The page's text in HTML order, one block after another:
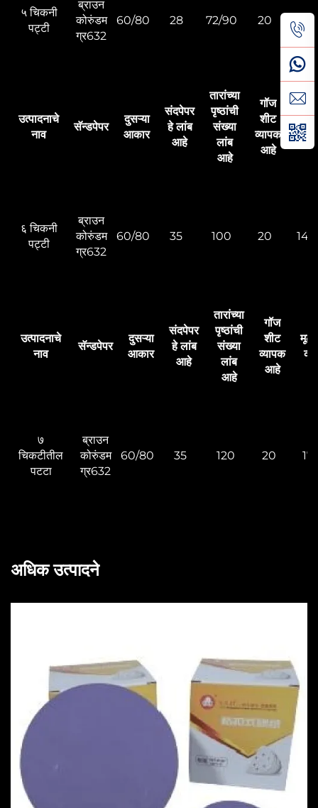
५ चिकनी
पट्टी
ब्राउन
कोरुंडम
ग्र632
60/80 28 72/90 20 107/
उत्पादनाचे
नाव
सॅन्डपेपर
दुसऱ्या
आकार
संदपेपर
हे लांब
आहे
तारांच्या
पृष्ठांची
संख्या
लांब
आहे
गॉज
शीट
व्यापक
आहे
६ चिकनी
पट्टी
ब्राउन
कोरुंडम
ग्र632
60/80 35 100 20 145
उत्पादनाचे
नाव
सॅन्डपेपर
दुसऱ्या
आकार
संदपेपर
हे लांब
आहे
तारांच्या
पृष्ठांची
संख्या
लांब
आहे
गॉज
शीट
व्यापक
आहे
७
चिकटीतील
पटटा
ब्राउन
कोरुंडम
ग्र632
60/80 35 120 20 171
अधिक उत्पादने